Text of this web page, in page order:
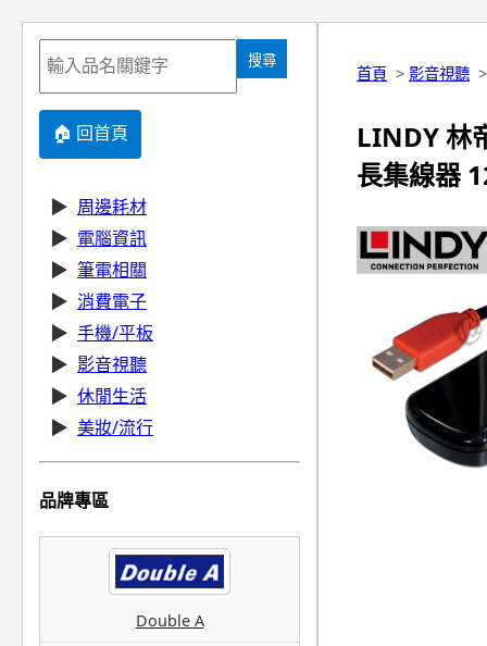
搜尋
🏠 回首頁
▶ 周邊耗材
▶ 電腦資訊
▶ 筆電相關
▶ 消費電子
▶ 手機/平板
▶ 影音視聽
▶ 休閒生活
▶ 美妝/流行
品牌專區
Double A
首頁 > 影音視聽
LINDY 林
長集線器